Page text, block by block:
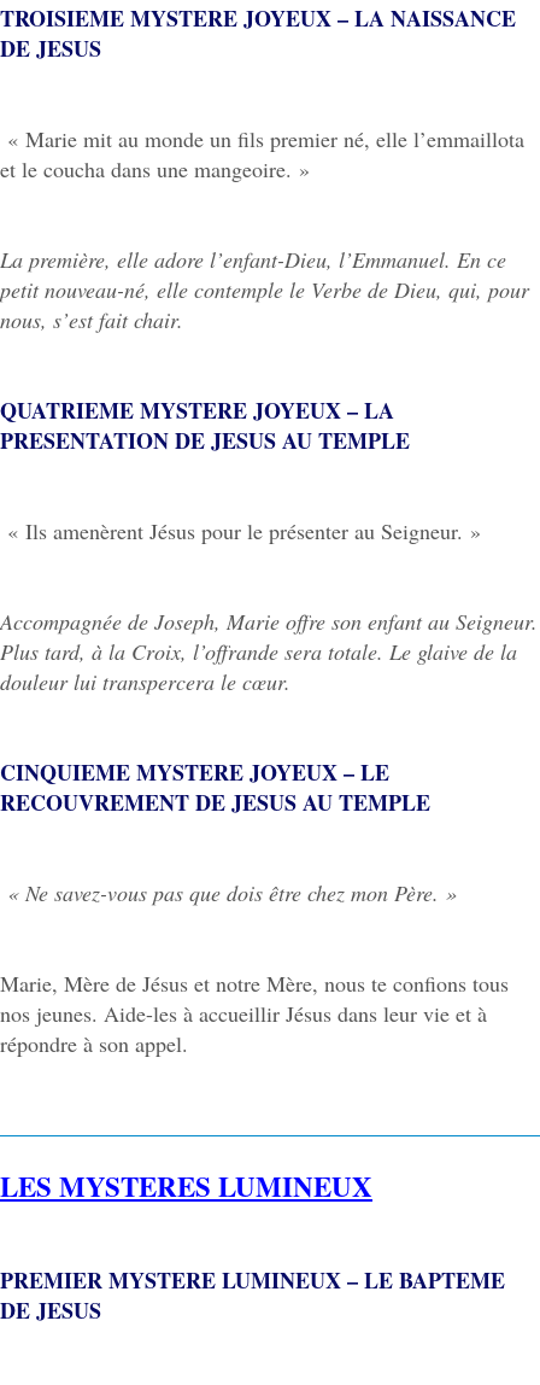
TROISIEME MYSTERE JOYEUX – LA NAISSANCE
DE JESUS
« Marie mit au monde un fils premier né, elle l’emmaillota
et le coucha dans une mangeoire. »
La première, elle adore l’enfant-Dieu, l’Emmanuel. En ce
petit nouveau-né, elle contemple le Verbe de Dieu, qui, pour
nous, s’est fait chair.
QUATRIEME MYSTERE JOYEUX – LA
PRESENTATION DE JESUS AU TEMPLE
« Ils amenèrent Jésus pour le présenter au Seigneur. »
Accompagnée de Joseph, Marie offre son enfant au Seigneur.
Plus tard, à la Croix, l’offrande sera totale. Le glaive de la
douleur lui transpercera le cœur.
CINQUIEME MYSTERE JOYEUX – LE
RECOUVREMENT DE JESUS AU TEMPLE
« Ne savez-vous pas que dois être chez mon Père. »
Marie, Mère de Jésus et notre Mère, nous te confions tous
nos jeunes. Aide-les à accueillir Jésus dans leur vie et à
répondre à son appel.
LES MYSTERES LUMINEUX
PREMIER MYSTERE LUMINEUX – LE BAPTEME
DE JESUS